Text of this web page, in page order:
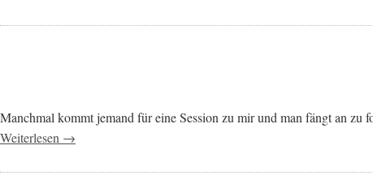
Manchmal kommt jemand für eine Session zu mir und man fängt an zu
Weiterlesen →